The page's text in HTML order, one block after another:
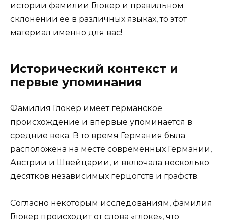
истории фамилии Глокер и правильном
склонении ее в различных языках, то этот
материал именно для вас!
Исторический контекст и
первые упоминания
Фамилия Глокер имеет германское
происхождение и впервые упоминается в
средние века. В то время Германия была
расположена на месте современных Германии,
Австрии и Швейцарии, и включала несколько
десятков независимых герцогств и графств.
Согласно некоторым исследованиям, фамилия
Глокер происходит от слова «глоке», что